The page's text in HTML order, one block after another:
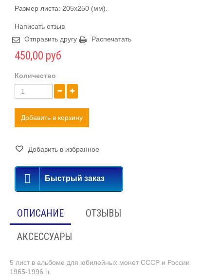
Размер листа: 205х250 (мм).
Написать отзыв
Отправить другу
Распечатать
450,00 руб
Количество
Добавить в корзину
Добавить в избранное
Быстрый заказ
ОПИСАНИЕ
ОТЗЫВЫ
АКСЕССУАРЫ
5 лист в альбоме для юбилейных монет СССР и России
1965-1996 гг.